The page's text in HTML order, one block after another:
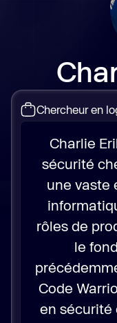
Chercheur en
Charlie
sécurité
une vaste
rôles de
le
Code
en sécurité